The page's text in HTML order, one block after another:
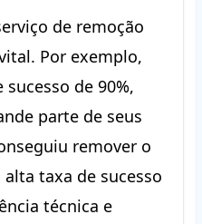
de remoção
Por exemplo,
de 90%,
parte de seus
remover o
taxa de sucesso
técnica e